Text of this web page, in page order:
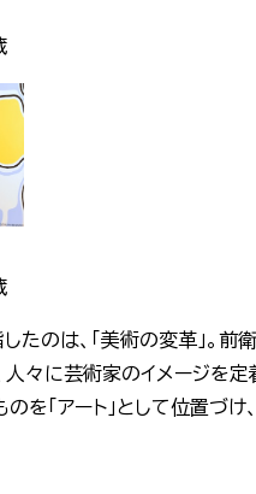
のは、「美術の変革」。前
人々に芸術家のイメージを
を「アート」として位置づ